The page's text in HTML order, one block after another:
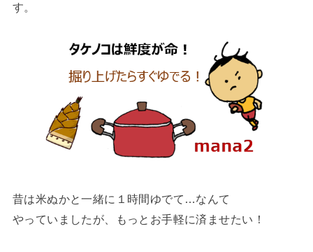
す。
昔は米ぬかと一緒に１時間ゆでて…なんて
やっていましたが、もっとお手軽に済ませたい！